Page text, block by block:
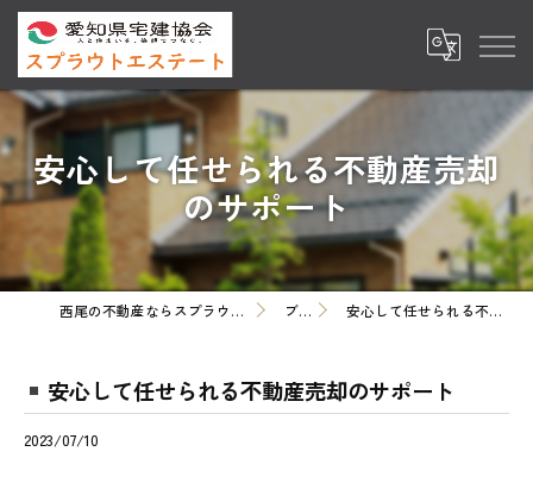
安心して任せられる不動産売却
のサポート
西尾の不動産ならスプラウトエステート株式会社 ブログ 安心して任せられる不動産売却のサポート
安心して任せられる不動産売却のサポート
2023/07/10